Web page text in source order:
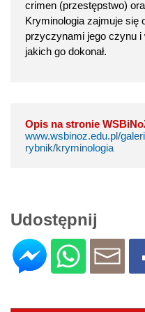
crimen (przestępstwo)
Kryminologia zajmuje się
przyczynami jego czynu i
jakich go dokonał.
Opis na stronie
www.wsbinoz.edu.pl/
rybnik/kryminologia
Udostępnij